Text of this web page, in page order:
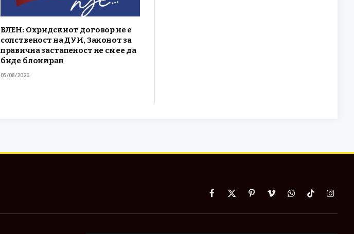
ВЛЕН: Охридскиот договор не е
сопственост на ДУИ, Законот за
правична застапеност не смее да
биде блокиран
05/08/2026
Facebook
X
PinterestVimeoWhatsApp
TikTok